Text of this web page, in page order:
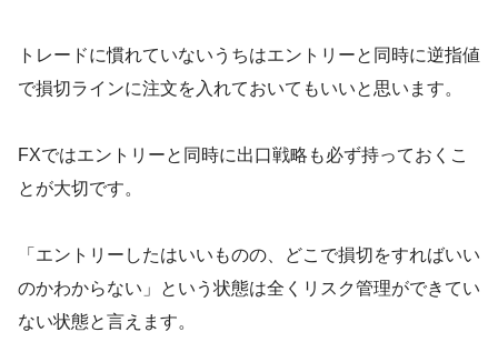
トレードに慣れていないうちはエントリーと同時に逆指値
で損切ラインに注文を入れておいてもいいと思います。
FXではエントリーと同時に出口戦略も必ず持っておくこ
とが大切です。
「エントリーしたはいいものの、どこで損切をすればいい
のかわからない」という状態は全くリスク管理ができてい
ない状態と言えます。